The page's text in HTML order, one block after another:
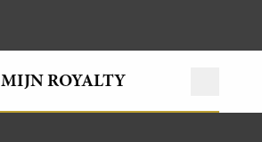
MIJN ROYALTY